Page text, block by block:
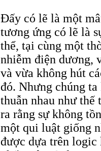
Đấy có lẽ là một
tương ứng có lẽ là
thể, tại cùng một
nhiễm điện dương,
và vừa không hút
đó. Nhưng chúng
thuẫn nhau như
ra rằng sự không
một qui luật giống
được dựa trên logic